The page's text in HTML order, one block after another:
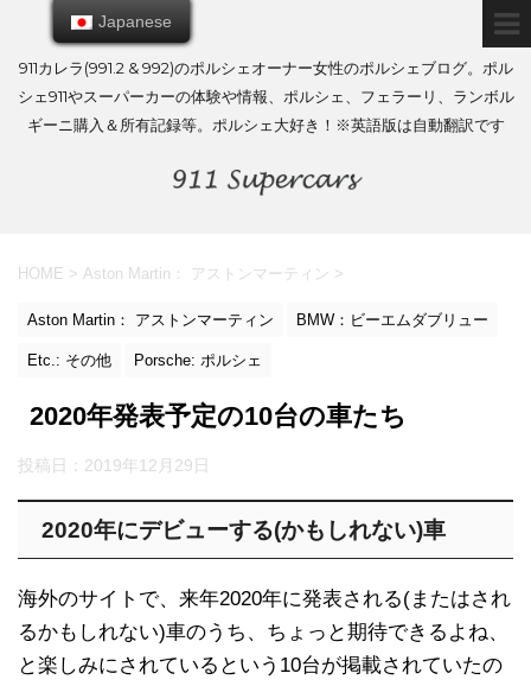
911カレラ(991.2 & 992)のポルシェオーナー女性のポルシェブログ。ポル
シェ911やスーパーカーの体験や情報、ポルシェ、フェラーリ、ランボル
ギーニ購入＆所有記録等。ポルシェ大好き！※英語版は自動翻訳です
HOME > Aston Martin： アストンマーティン >
Aston Martin： アストンマーティン BMW：ビーエムダブリュー
Etc.: その他 Porsche: ポルシェ
2020年発表予定の10台の車たち
投稿日： 2019年12月29日
2020年にデビューする(かもしれない)車
海外のサイトで、来年2020年に発表される(またはされ
るかもしれない)車のうち、ちょっと期待できるよね、
と楽しみにされているという10台が掲載されていたの
Japanese
Japanese